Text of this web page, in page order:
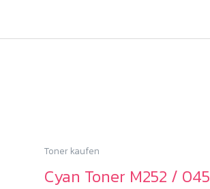
Toner kaufen
Cyan Toner M252 / 045